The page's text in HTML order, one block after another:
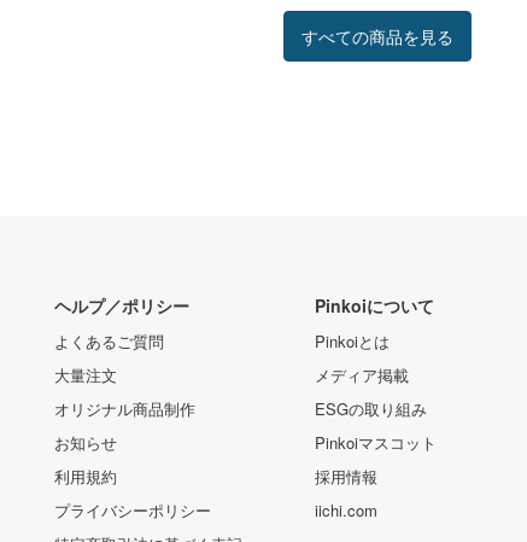
すべての商品を見る
ヘルプ／ポリシー
よくあるご質問
大量注文
オリジナル商品制作
お知らせ
利用規約
プライバシーポリシー
Pinkoiについて
Pinkoiとは
メディア掲載
ESGの取り組み
Pinkoiマスコット
採用情報
iichi.com